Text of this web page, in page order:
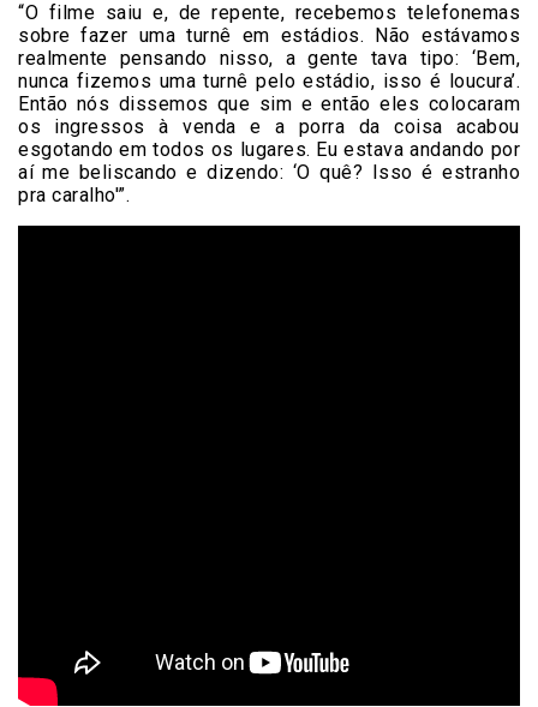
“O filme saiu e, de repente, recebemos telefonemas
sobre fazer uma turnê em estádios. Não estávamos
realmente pensando nisso, a gente tava tipo: ‘Bem,
nunca fizemos uma turnê pelo estádio, isso é loucura’.
Então nós dissemos que sim e então eles colocaram
os ingressos à venda e a porra da coisa acabou
esgotando em todos os lugares. Eu estava andando por
aí me beliscando e dizendo: ‘O quê? Isso é estranho
pra caralho'”.